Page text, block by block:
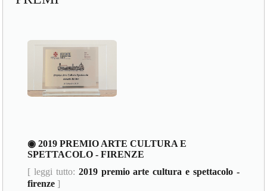
◉ 2019 PREMIO ARTE CULTURA E
SPETTACOLO - FIRENZE
[ leggi tutto: 2019 premio arte cultura e spettacolo -
firenze ]